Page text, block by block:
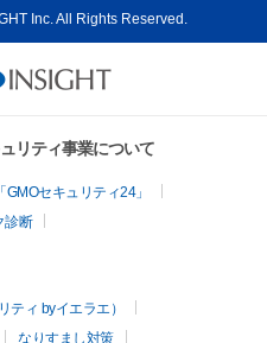
Inc. All Rights Reserved.
リティ事業について
セキュリティ24」
診断
ティ byイエラエ）
なりすまし対策